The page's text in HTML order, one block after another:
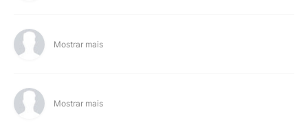
Mostrar mais
Mostrar mais